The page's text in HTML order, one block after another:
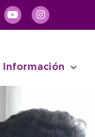
Información